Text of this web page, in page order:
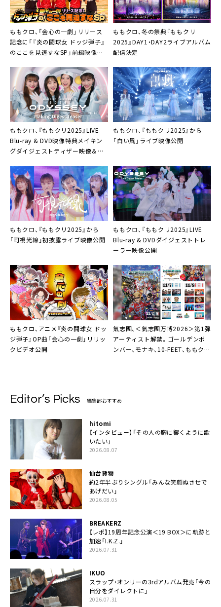
9. MORE WE DO!（作詞：ユウキ 作曲：マナ 編曲：C
HAI）
10. レディ・メイ（作詞：松尾レミ 作曲：GLIM SPA
NKY 編曲：亀本寛貴）
11. Sweet Wanderer（作詞：高橋久美子 ラップ作
詞：invisible manners 作曲・編曲：invisible man
ners）
12. 天国のでたらめ（作詞・作曲：志磨遼平 編曲：ケ
ンモチヒデフミ）
13. The Show（作詞：Lenka Kripac / Jason Reev
es 日本語訳詞：EMI K. Lynn 作曲： Lenka Kripac /
Jason Reeves 編曲：近藤研二）
Bounus. ももクロの令和ニッポン万歳！（作詞・作
曲：前山田健一 編曲：徳田光希）
ももクロ、「会心の一劇」リリース
記念に「『炎の闘球女 ドッジ弾子』
のここを見逃すなSP」前編映像を
ももクロ、冬の祭典『ももクリ
2025』DAY1・DAY2ライブアルバム
配信決定
ももクロ、『ももクリ2025』LIVE
Blu-ray & DVD映像特典メイキン
グダイジェストティザー映像＆展
ももクロ、『ももクリ2025』から
「白い風」ライブ映像公開
ももクロ、『ももクリ2025』から
「可視光線」初披露ライブ映像公開
ももクロ、『ももクリ2025』LIVE
Blu-ray & DVDダイジェストトレ
ーラー映像公開
ももクロ、アニメ『炎の闘球女 ドッ
ジ弾子』OP曲「会心の一劇」リリッ
クビデオ公開
氣志團、＜氣志團万博2026＞第1弾
アーティスト解禁。ゴールデンボ
ンバー、モナキ、10-FEET、ももクロ
Editor’s Picks 編集部おすすめ
hitomi
【インタビュー】「その人の胸に響くように歌
いたい」
2026.08.07
仙台貨物
約2年半ぶりシングル「みんな笑顔ぬさせで
あげだい」
2026.08.05
BREAKERZ
【レポ】19周年記念公演＜19 BOX＞に軌跡と
加速「I.K.Z.」
2026.07.31
IKUO
スラップ・オンリーの3rdアルバム発売「今の
自分をダイレクトに」
2026.07.31